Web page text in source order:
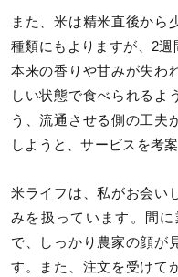
また、米は精米直後から
種類にもよりますが、2
本来の香りや甘みが失わ
しい状態で食べられるよ
う、流通させる側の工夫
しようと、サービスを考
米ライフは、私がお会い
みを扱っています。間
で、しっかり農家の顔が
す。また、注文を受けて